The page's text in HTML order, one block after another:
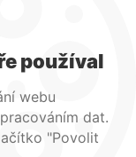
používal
webu
dat.
"Povolit